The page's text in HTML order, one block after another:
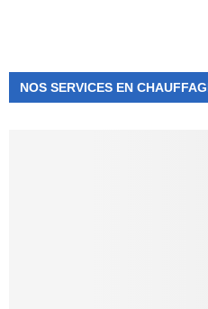
NOS SERVICES EN